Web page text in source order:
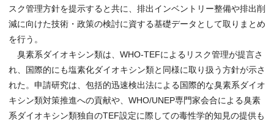
スク管理方針を提示すると共に、排出インベントリー整備や排出削
減に向けた技術・政策の検討に資する基礎データとして取りまとめ
を行う。
臭素系ダイオキシン類は、WHO-TEFによるリスク管理が提言さ
れ、国際的にも塩素化ダイオキシン類と同様に取り扱う方針が示さ
れた。申請研究は、包括的迅速検出法による国際的な臭素系ダイオ
キシン類対策推進への貢献や、WHO/UNEP専門家会合による臭素
系ダイオキシン類独自のTEF設定に際しての毒性学的知見の提供も